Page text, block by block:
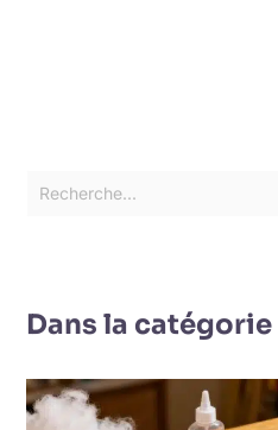
Dans la